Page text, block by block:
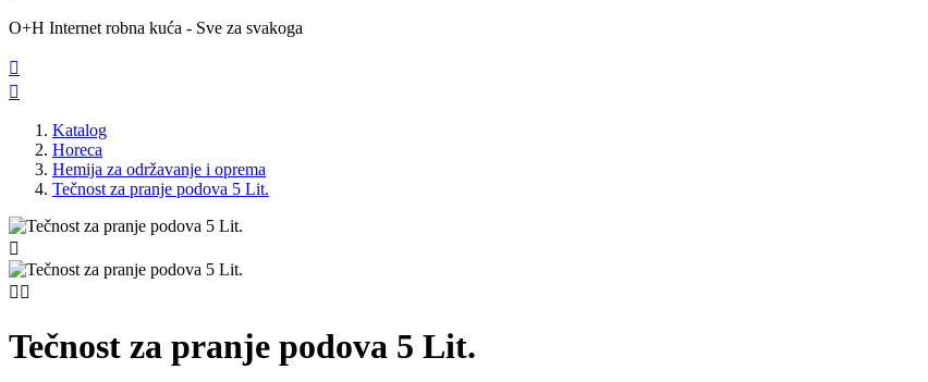
O+H Internet robna kuća - Sve za svakoga


Katalog
Horeca
Hemija za održavanje i oprema
Tečnost za pranje podova 5 Lit.

 
Tečnost za pranje podova 5 Lit.